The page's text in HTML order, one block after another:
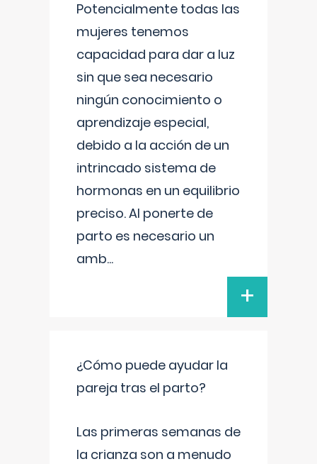
Potencialmente todas las
mujeres tenemos
capacidad para dar a luz
sin que sea necesario
ningún conocimiento o
aprendizaje especial,
debido a la acción de un
intrincado sistema de
hormonas en un equilibrio
preciso. Al ponerte de
parto es necesario un
amb...
+
¿Cómo puede ayudar la
pareja tras el parto?
Las primeras semanas de
la crianza son a menudo